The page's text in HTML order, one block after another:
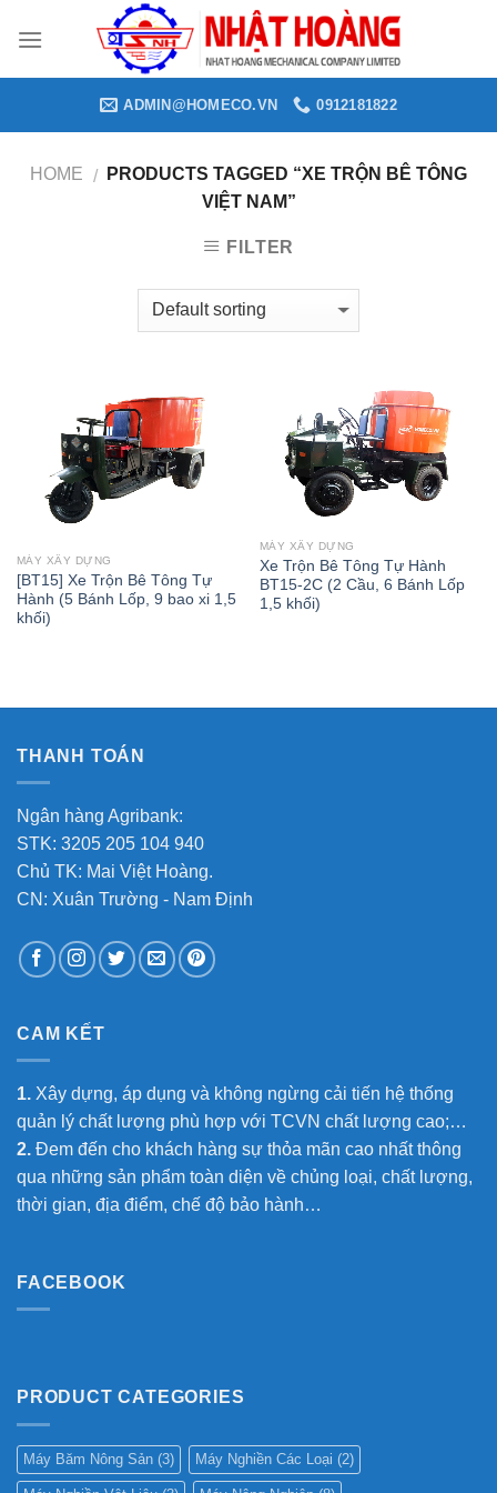
ADMIN@HOMECO.VN 0912181822
HOME /
PRODUCTS TAGGED “XE TRỘN BÊ TÔNG
VIỆT NAM”
FILTER
MÁY XÂY DỰNG
[BT15] Xe Trộn Bê Tông Tự
Hành (5 Bánh Lốp, 9 bao xi 1,5
khối)
MÁY XÂY DỰNG
Xe Trộn Bê Tông Tự Hành
BT15-2C (2 Cầu, 6 Bánh Lốp
1,5 khối)
THANH TOÁN
Ngân hàng Agribank:
STK: 3205 205 104 940
Chủ TK: Mai Việt Hoàng.
CN: Xuân Trường - Nam Định
CAM KẾT
1. Xây dựng, áp dụng và không ngừng cải tiến hệ thống
quản lý chất lượng phù hợp với TCVN chất lượng cao;…
2. Đem đến cho khách hàng sự thỏa mãn cao nhất thông
qua những sản phẩm toàn diện về chủng loại, chất lượng,
thời gian, địa điểm, chế độ bảo hành…
FACEBOOK
PRODUCT CATEGORIES
Máy Băm Nông Sản (3) Máy Nghiền Các Loại (2)